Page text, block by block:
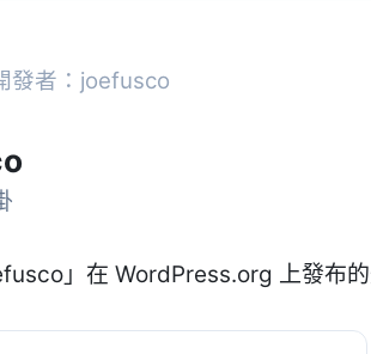
發者：joefusco
」在 WordPress.org 上發布的